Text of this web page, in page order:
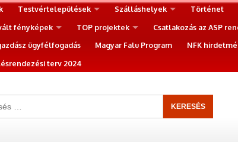
Testvértelepülések Szálláshelyek Történet
fényképek
TOP projektek Csatlakozás az ASP
ügyfélfogadás
Magyar Falu Program NFK
terv 2024